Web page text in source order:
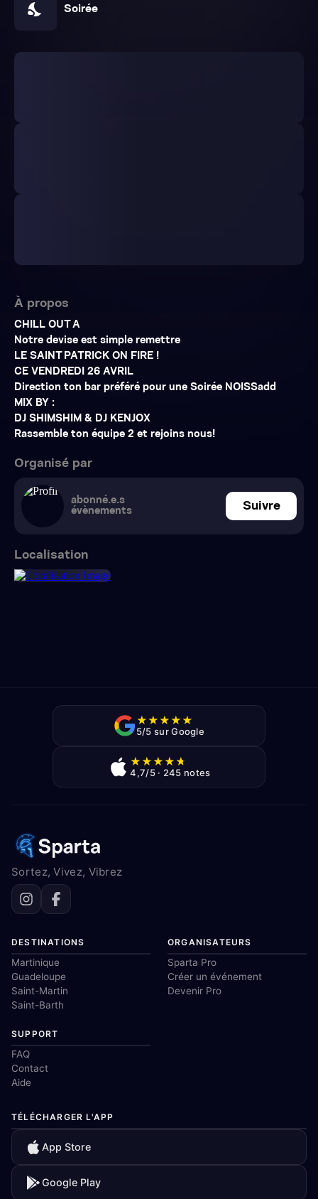
nights_stay Soirée
À propos
CHILL OUT A
Notre devise est simple remettre
LE SAINT PATRICK ON FIRE !
CE VENDREDI 26 AVRIL
Direction ton bar préféré pour une Soirée NOISSadd
MIX BY :
DJ SHIMSHIM & DJ KENJOX
Rassemble ton équipe 2 et rejoins nous!
Organisé par
abonné.e.s
évènements
Suivre
Localisation
★★★★★
5/5 sur Google
★★★★★
4,7/5 · 245 notes
Sortez, Vivez, Vibrez
DESTINATIONS
Martinique
Guadeloupe
Saint-Martin
Saint-Barth
ORGANISATEURS
Sparta Pro
Créer un événement
Devenir Pro
SUPPORT
FAQ
Contact
Aide
TÉLÉCHARGER L'APP
App Store
Google Play